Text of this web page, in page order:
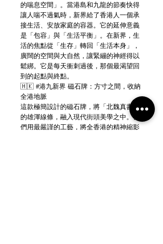
的喘息空間」。當港島和九龍的節奏快得
讓人喘不過氣時，新界給了香港人一個承
接生活、安放家庭的容器。它的延伸意義
是「包容」與「生活平衡」。在新界，生
活的焦點從「生存」轉回「生活本身」，
廣闊的空間與大自然，讓緊繃的神經得以
鬆綁。它是每天衝刺過後，那個最渴望回
到的起點與終點。
🇭🇰 #港九新界 磁石牌：方寸之間，收納
全港地脈
這款極簡設計的磁石牌，將「北魏真書」
的雄渾線條，融入現代街頭美學之中。我
們用最嚴謹的工藝，將全香港的精神縮影